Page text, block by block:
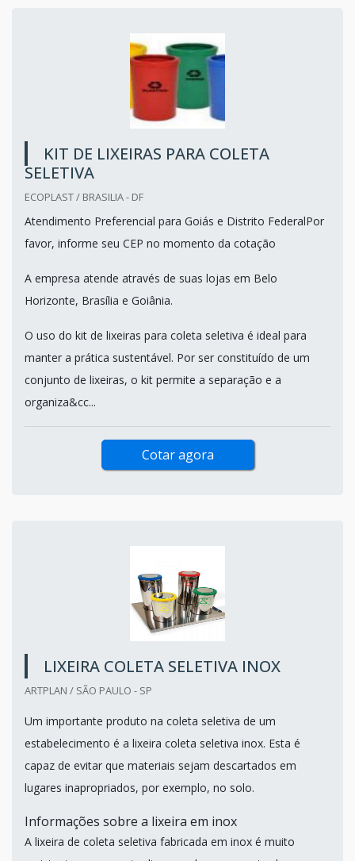
KIT DE LIXEIRAS PARA COLETA
SELETIVA
ECOPLAST / BRASILIA - DF
Atendimento Preferencial para Goiás e Distrito FederalPor
favor, informe seu CEP no momento da cotação
A empresa atende através de suas lojas em Belo
Horizonte, Brasília e Goiânia.
O uso do kit de lixeiras para coleta seletiva é ideal para
manter a prática sustentável. Por ser constituído de um
conjunto de lixeiras, o kit permite a separação e a
organiza&cc...
Cotar agora
LIXEIRA COLETA SELETIVA INOX
ARTPLAN / SÃO PAULO - SP
Um importante produto na coleta seletiva de um
estabelecimento é a lixeira coleta seletiva inox. Esta é
capaz de evitar que materiais sejam descartados em
lugares inapropriados, por exemplo, no solo.
Informações sobre a lixeira em inox
A lixeira de coleta seletiva fabricada em inox é muito